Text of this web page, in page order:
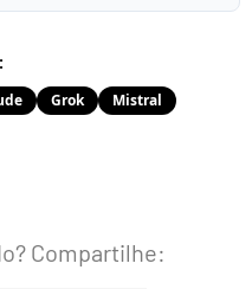
Grok
Mistral
Compartilhe: